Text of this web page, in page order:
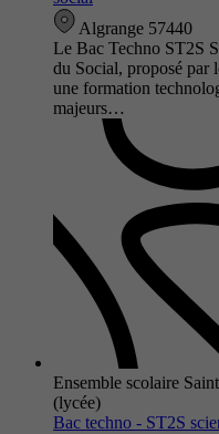
Algrange 57440
Le Bac Techno ST2S
du Social, proposé par
une formation
majeurs…
Ensemble scolaire
(lycée)
Bac techno - ST2S